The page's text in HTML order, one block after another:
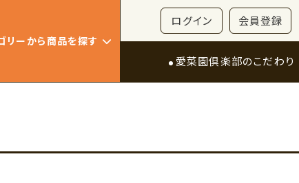
リーから商品を探す
ログイン 会員登録
愛菜園倶楽部のこだわり